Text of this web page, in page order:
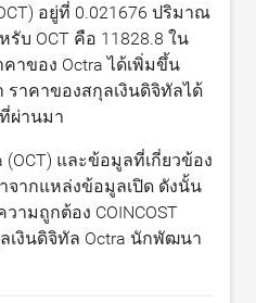
อยู่ที่ 0.021676 ปริมาณ
รับ OCT คือ 11828.8 ใน
าของ Octra ได้เพิ่มขึ้น
ราคาของสกุลเงินดิจิทัลได้
ผ่านมา
และข้อมูลที่เกี่ยวข้อง
จากแหล่งข้อมูลเปิด ดังนั้น
ามถูกต้อง COINCOST
เงินดิจิทัล Octra นักพัฒนา